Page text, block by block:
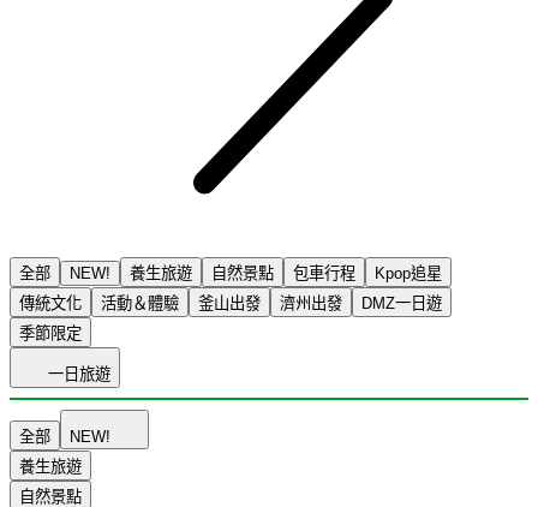
全部 NEW! 養生旅遊 自然景點 包車行程
Kpop追星
傳統文化
活動＆體驗 釜山出發 濟州出發
DMZ一日遊
季節限定
一日旅遊
全部
NEW!
養生旅遊
自然景點